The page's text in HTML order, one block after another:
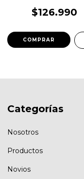
$126.990
Categorías
Nosotros
Productos
Novios